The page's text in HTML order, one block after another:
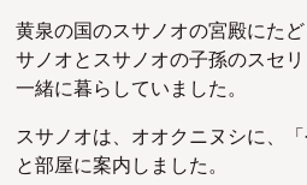
黄泉の国のスサノオの宮殿にた
サノオとスサノオの子孫のスセ
一緒に暮らしていました。
スサノオは、オオクニヌシに、
と部屋に案内しました。